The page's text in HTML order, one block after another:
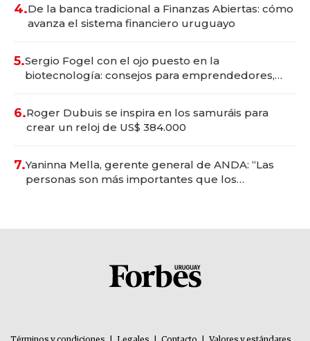
4.De la banca tradicional a Finanzas Abiertas: cómo
avanza el sistema financiero uruguayo
5.Sergio Fogel con el ojo puesto en la
biotecnología: consejos para emprendedores,
6.Roger Dubuis se inspira en los samuráis para
crear un reloj de US$ 384.000
7.Yaninna Mella, gerente general de ANDA: “Las
personas son más importantes que los